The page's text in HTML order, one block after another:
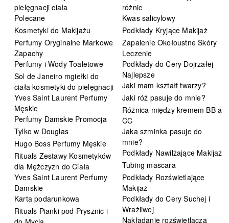
pielęgnacji ciała
Polecane
Kosmetyki do Makijażu
Perfumy Oryginalne Markowe
Zapachy
Perfumy i Wody Toaletowe
Sol de Janeiro mgiełki do
ciała kosmetyki do pielęgnacji
Yves Saint Laurent Perfumy
Męskie
Perfumy Damskie Promocja
Tylko w Douglas
Hugo Boss Perfumy Męskie
Rituals Zestawy Kosmetyków
dla Mężczyzn do Ciała
Yves Saint Laurent Perfumy
Damskie
Karta podarunkowa
Rituals Pianki pod Prysznic i
różnic
Kwas salicylowy
Podkłady Kryjące Makijaż
Zapalenie Okołoustne Skóry
Leczenie
Podkłady do Cery Dojrzałej
Najlepsze
Jaki mam kształt twarzy?
Jaki róż pasuje do mnie?
Różnica między kremem BB a
CC
Jaka szminka pasuje do
mnie?
Podkłady Nawilżające Makijaż
Tubing mascara
Podkłady Rozświetlające
Makijaż
Podkłady do Cery Suchej i
Wrażliwej
Nakładanie rozświetlacza